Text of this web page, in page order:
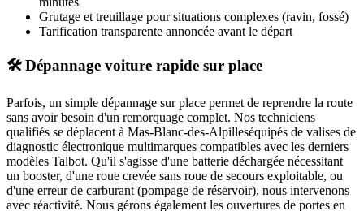
Grutage et treuillage pour situations complexes (ravin, fossé)
Tarification transparente annoncée avant le départ
🛠️ Dépannage voiture rapide sur place
Parfois, un simple dépannage sur place permet de reprendre la route
sans avoir besoin d'un remorquage complet. Nos techniciens
qualifiés se déplacent à Mas-Blanc-des-Alpilleséquipés de valises de
diagnostic électronique multimarques compatibles avec les derniers
modèles Talbot. Qu'il s'agisse d'une batterie déchargée nécessitant
un booster, d'une roue crevée sans roue de secours exploitable, ou
d'une erreur de carburant (pompage de réservoir), nous intervenons
avec réactivité. Nous gérons également les ouvertures de portes en